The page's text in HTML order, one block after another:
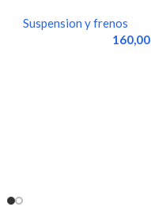
Suspension y frenos
160,00